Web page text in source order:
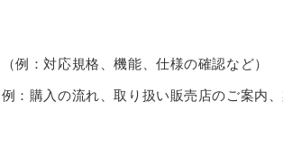
（例：対応規格、機能、仕様の確認など）
例：購入の流れ、取り扱い販売店のご案内